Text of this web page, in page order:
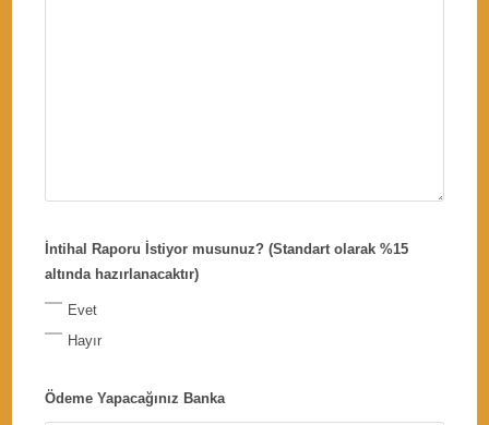
İntihal Raporu İstiyor musunuz? (Standart olarak %15
altında hazırlanacaktır)
Evet
Hayır
Ödeme Yapacağınız Banka